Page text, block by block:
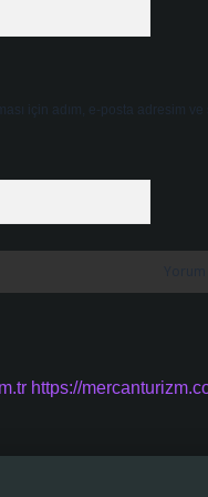
için adım, e-posta adresim
https://